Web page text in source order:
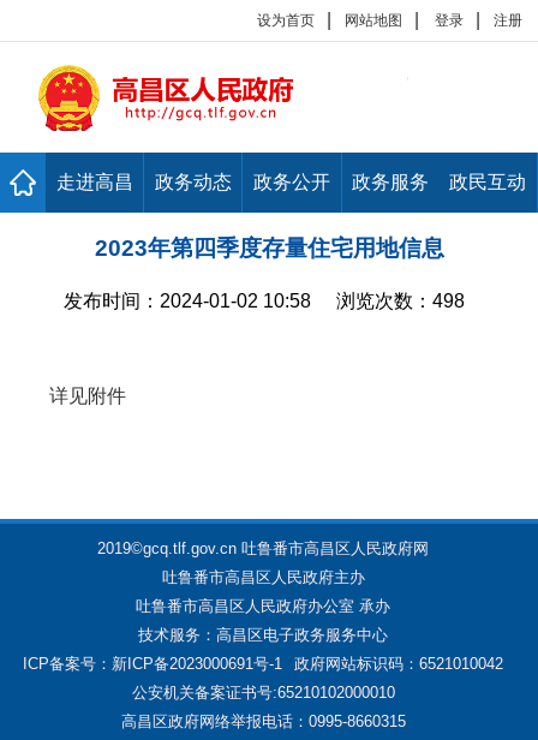
设为首页 网站地图 登录 注册
走进高昌 政务动态 政务公开 政务服务 政民互动
2023年第四季度存量住宅用地信息
发布时间： 2024-01-02 10:58 浏览次数： 498
详见附件
2019©gcq.tlf.gov.cn 吐鲁番市高昌区人民政府网
吐鲁番市高昌区人民政府主办
吐鲁番市高昌区人民政府办公室 承办
技术服务：高昌区电子政务服务中心
ICP备案号：新ICP备2023000691号-1
政府网站标识码：6521010042
公安机关备案证书号:65210102000010
高昌区政府网络举报电话：0995-8660315